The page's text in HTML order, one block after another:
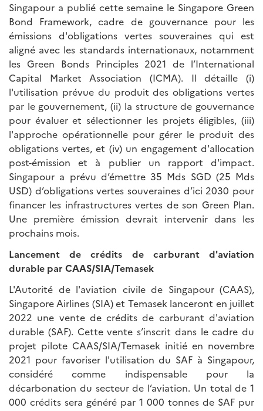
Singapour a publié cette semaine le Singapore Green
Bond Framework, cadre de gouvernance pour les
émissions d'obligations vertes souveraines qui est
aligné avec les standards internationaux, notamment
les Green Bonds Principles 2021 de l’International
Capital Market Association (ICMA). Il détaille (i)
l'utilisation prévue du produit des obligations vertes
par le gouvernement, (ii) la structure de gouvernance
pour évaluer et sélectionner les projets éligibles, (iii)
l'approche opérationnelle pour gérer le produit des
obligations vertes, et (iv) un engagement d'allocation
post-émission et à publier un rapport d'impact.
Singapour a prévu d’émettre 35 Mds SGD (25 Mds
USD) d’obligations vertes souveraines d’ici 2030 pour
financer les infrastructures vertes de son Green Plan.
Une première émission devrait intervenir dans les
prochains mois.
Lancement de crédits de carburant d'aviation
durable par CAAS/SIA/Temasek
L'Autorité de l'aviation civile de Singapour (CAAS),
Singapore Airlines (SIA) et Temasek lanceront en juillet
2022 une vente de crédits de carburant d'aviation
durable (SAF). Cette vente s’inscrit dans le cadre du
projet pilote CAAS/SIA/Temasek initié en novembre
2021 pour favoriser l'utilisation du SAF à Singapour,
considéré comme indispensable pour la
décarbonation du secteur de l’aviation. Un total de 1
000 crédits sera généré par 1 000 tonnes de SAF pur